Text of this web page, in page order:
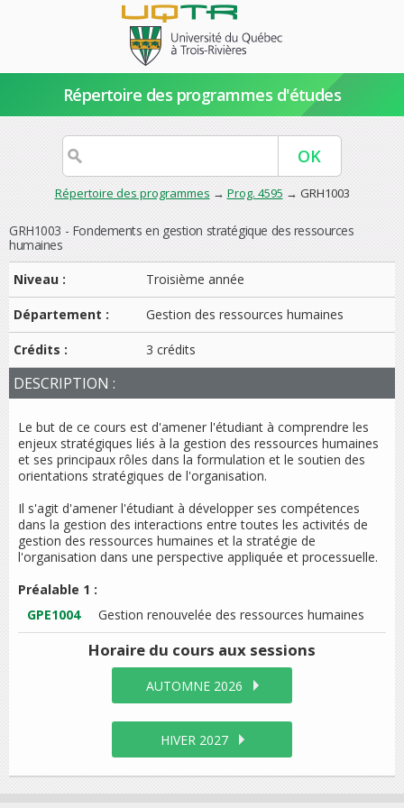
Répertoire des programmes d'études
Répertoire des programmes → Prog. 4595 → GRH1003
GRH1003 - Fondements en gestion stratégique des ressources
humaines
Niveau :
Troisième année
Département : Gestion des ressources humaines
Crédits : 3 crédits
DESCRIPTION :
Le but de ce cours est d'amener l'étudiant à comprendre les
enjeux stratégiques liés à la gestion des ressources humaines
et ses principaux rôles dans la formulation et le soutien des
orientations stratégiques de l'organisation.
Il s'agit d'amener l'étudiant à développer ses compétences
dans la gestion des interactions entre toutes les activités de
gestion des ressources humaines et la stratégie de
l'organisation dans une perspective appliquée et processuelle.
Préalable 1 :
GPE1004
Gestion renouvelée des ressources humaines
Horaire du cours aux sessions
AUTOMNE 2026
HIVER 2027